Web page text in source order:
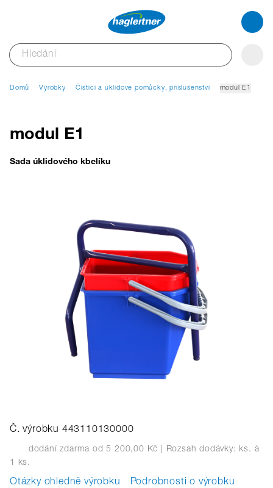
Domů Výrobky Čisticí a úklidové pomůcky, příslušenství modul E1
modul E1
Sada úklidového kbelíku
Č. výrobku 443110130000
dodání zdarma od 5 200,00 Kč | Rozsah dodávky: ks. à
1 ks.
Otázky ohledně výrobku Podrobnosti o výrobku